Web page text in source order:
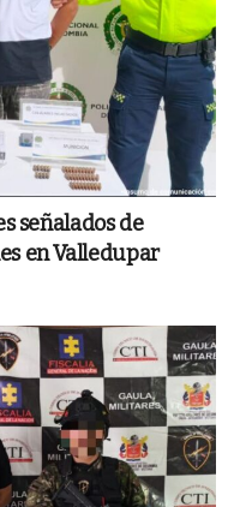
señalados de
en Valledupar